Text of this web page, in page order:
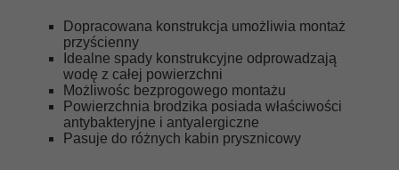
Dopracowana konstrukcja umożliwia montaż
przyścienny
Idealne spady konstrukcyjne odprowadzają
wodę z całej powierzchni
Możliwośc bezprogowego montażu
Powierzchnia brodzika posiada właściwości
antybakteryjne i antyalergiczne
Pasuje do różnych kabin prysznicowy